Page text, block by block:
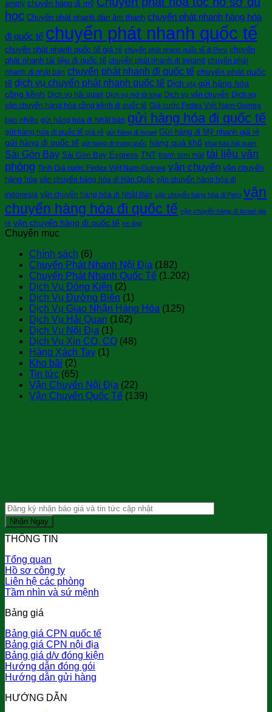
amply chuyển hàng đi mỹ
học Chuyển phát nhanh dàn âm thanh chuyển phát nhanh hàng hóa
đi quốc tế chuyển phát nhanh quốc tế
chuyển phát nhanh quốc tế giá rẻ chuyển phát nhanh quốc tế đi Peru chuyển
phát nhanh tài liệu đi quốc tế chuyển phát nhanh đi Ireland chuyển phát
nhanh đi nhật bản chuyển phát nhanh đi quốc tế chuyển phát quốc
tế dịch vụ chuyển phát nhanh quốc tế Dịch vụ gửi hàng hóa
cồng kềnh Dịch vụ hải quan Dịch vụ mở tờ khai Dịch vụ vận chuyển Dịch vụ
vận chuyển hàng hóa cồng kềnh đi quốc tê Giá cước Fedex Việt Nam-Guinea
bao nhiêu gửi hàng hóa đi Nhật bản gửi hàng hóa đi quốc tế
gửi hàng hóa đi quốc tế giá rẻ gửi hàng đi Israel Gửi hàng đi Mỹ nhanh giá rẻ
gửi hàng đi quốc tế gửi hàng đi trung quốc hàng quá khổ khai báo hải quan
Sài Gòn Bay Sài Gòn Bay Express TNT tranh sơn mài tài liệu văn
phòng Tính Giá cước Fedex Việt Nam-Guinea vận chuyển vận chuyển
hàng hóa vận chuyển hàng hóa đi Hàn Quốc vận chuyển hàng hóa đi
indonesia vận chuyển hàng hóa đi Nhật Bản vận chuyển hàng hóa đi Peru vận
chuyển hàng hóa đi quốc tế vận chuyển hàng đi israel giá
rẻ vận chuyển hàng đi quốc tế xe đạp
Chuyên mục
Chính sách (6)
Chuyển Phát Nhanh Nội Địa (182)
Chuyển Phát Nhanh Quốc Tế (1.202)
Dịch Vụ Đóng Kiện (2)
Dịch Vụ Đường Biển (1)
Dịch Vụ Giao Nhận Hàng Hóa (125)
Dịch Vụ Hải Quan (162)
Dịch Vụ Nội Địa (1)
Dịch Vụ Xin CO, CQ (48)
Hàng Xách Tay (1)
Kho bãi (2)
Tin tức (65)
Vận Chuyển Nội Địa (22)
Vận Chuyển Quốc Tế (139)
THÔNG TIN
Tổng quan
Hồ sơ công ty
Liên hệ các phòng
Tầm nhìn và sứ mệnh
Bảng giá
Bảng giá CPN quốc tế
Bảng giá CPN nội địa
Bảng giá d/v đóng kiện
Hướng dẫn đóng gói
Hướng dẫn gửi hàng
HƯỚNG DẪN